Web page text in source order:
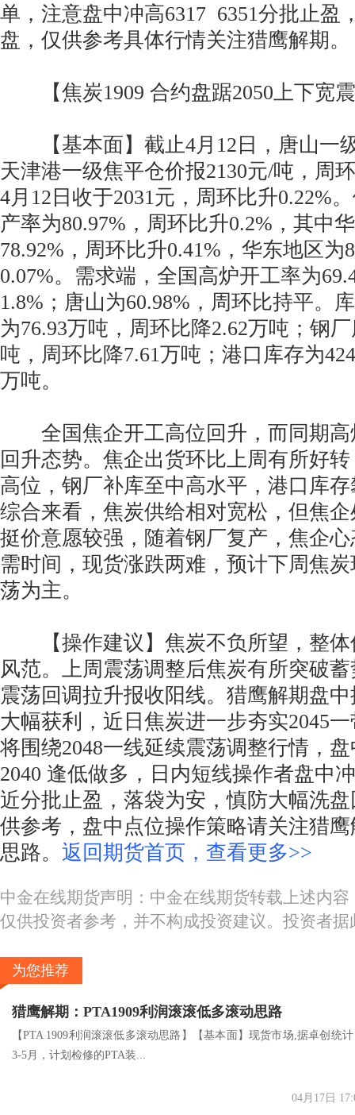
单，注意盘中冲高6317 6351分批止盈
盘，仅供参考具体行情关注猎鹰解期。
【焦炭1909 合约盘踞2050上下宽
【基本面】截止4月12日，唐山一
天津港一级焦平仓价报2130元/吨，周
4月12日收于2031元，周环比升0.22%
产率为80.97%，周环比升0.2%，其中
78.92%，周环比升0.41%，华东地区为
0.07%。需求端，全国高炉开工率为
1.8%；唐山为60.98%，周环比持平。
为76.93万吨，周环比降2.62万吨；钢
吨，周环比降7.61万吨；港口库存为
万吨。
全国焦企开工高位回升，而同期高
回升态势。焦企出货环比上周有所好
高位，钢厂补库至中高水平，港口库
综合来看，焦炭供给相对宽松，但焦
挺价意愿较强，随着钢厂复产，焦企
需时间，现货涨跌两难，预计下周焦
荡为主。
【操作建议】焦炭不负所望，整体
风范。上周震荡调整后焦炭有所突破
震荡回调拉升报收阳线。猎鹰解期盘
大幅获利，近日焦炭进一步夯实2045
将围绕2048一线延续震荡调整行情，
2040 逢低做多，日内短线操作者盘中
近分批止盈，落袋为安，慎防大幅洗
供参考，盘中点位操作策略请关注猎
思路。 返回期货首页，查看更多>>
中金在线期货声明：中金在线期货转载上述内
仅供投资者参考，并不构成投资建议。投资者
为您推荐
猎鹰解期：PTA1909利润滚滚低多滚动思路
【PTA 1909利润滚滚低多滚动思路】【基本面】现货市场,据卓创统
3-5月，计划检修的PTA装...
04月17日